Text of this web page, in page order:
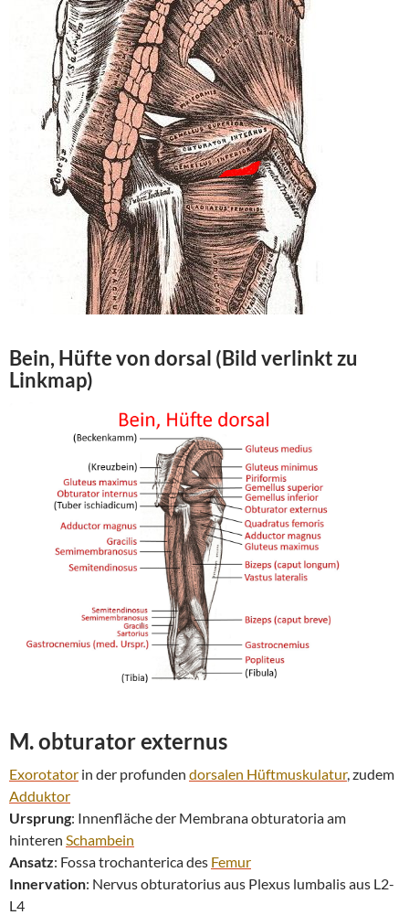
Bein, Hüfte vondorsal (Bild verlinkt zu
Linkmap)
M. obturator externus
Exorotator in der profunden dorsalen Hüftmuskulatur, zudem
Adduktor
Ursprung: Innenfläche der Membrana obturatoria am
hinteren Schambein
Ansatz: Fossa trochanterica des Femur
Innervation: Nervus obturatorius aus Plexus lumbalis aus L2-
L4